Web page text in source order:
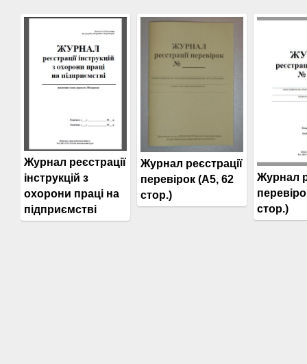
Журнал реєстрації
інструкцій з
охорони праці на
підприємстві
Журнал реєстрації
перевірок (А5, 62
стор.)
Журнал
стор.)